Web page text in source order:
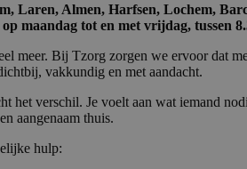
Laren, Almen, Harfsen, Lochem,
maandag tot en met vrijdag, tussen
meer. Bij Tzorg zorgen we ervoor dat
vakkundig en met aandacht.
het verschil. Je voelt aan wat iemand
aangenaam thuis.
hulp: